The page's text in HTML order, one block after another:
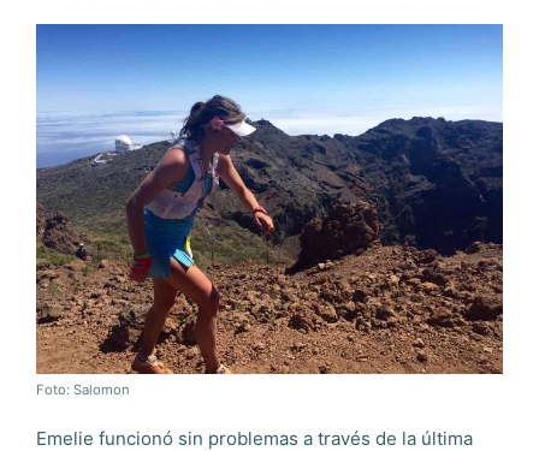
Foto: Salomon
Emelie funcionó sin problemas a través de la última